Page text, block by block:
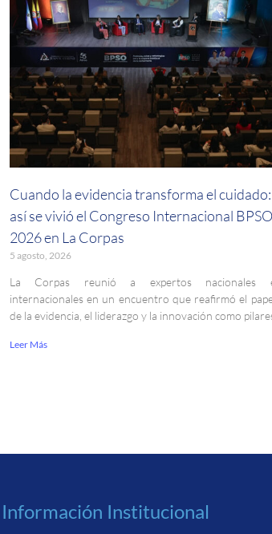
Cuando la evidencia transforma el cuidado:
así se vivió el Congreso Internacional BPSO
2026 en La Corpas
5 agosto, 2026
La Corpas reunió a expertos nacionales
internacionales en un encuentro que reafirmó el
de la evidencia, el liderazgo y la innovación como
Leer Más
Información Institucional